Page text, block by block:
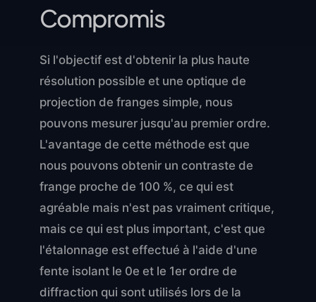
Compromis
Si l'objectif est d'obtenir la plus haute
résolution possible et une optique de
projection de franges simple, nous
pouvons mesurer jusqu'au premier ordre.
L'avantage de cette méthode est que
nous pouvons obtenir un contraste de
frange proche de 100 %, ce qui est
agréable mais n'est pas vraiment critique,
mais ce qui est plus important, c'est que
l'étalonnage est effectué à l'aide d'une
fente isolant le 0e et le 1er ordre de
diffraction qui sont utilisés lors de la